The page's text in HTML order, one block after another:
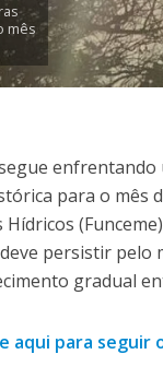
mês
para o mês
Hídricos
persistir pelo
gradual
aqui para seguir